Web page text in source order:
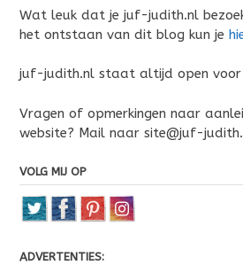
Wat leuk dat je juf-judith.nl
het ontstaan van dit blog kun je
juf-judith.nl staat altijd open voor
Vragen of opmerkingen naar
website? Mail naar site@juf-
VOLG MIJ OP
ADVERTENTIES: